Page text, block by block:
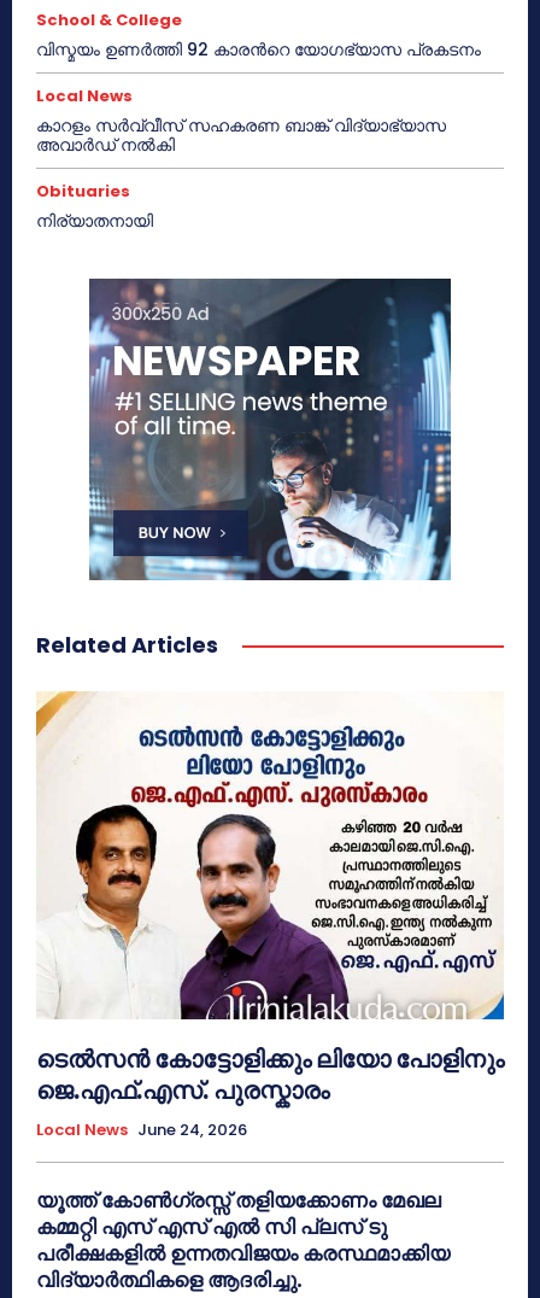
School & College
വിസ്മയം ഉണർത്തി 92 കാരൻറെ യോഗഭ്യാസ പ്രകടനം
Local News
കാറളം സർവ്വീസ് സഹകരണ ബാങ്ക് വിദ്യാഭ്യാസ
അവാർഡ് നൽകി
Obituaries
നിര്യാതനായി
Related Articles
ടെൽസൻ കോട്ടോളിക്കും ലിയോ പോളിനും
ജെ.എഫ്.എസ്. പുരസ്കാരം
Local News June 24, 2026
യൂത്ത് കോൺഗ്രസ്സ് തളിയക്കോണം മേഖല
കമ്മറ്റി എസ് എസ് എൽ സി പ്ലസ് ടു
പരീക്ഷകളിൽ ഉന്നതവിജയം കരസ്ഥമാക്കിയ
വിദ്യാർത്ഥികളെ ആദരിച്ചു.